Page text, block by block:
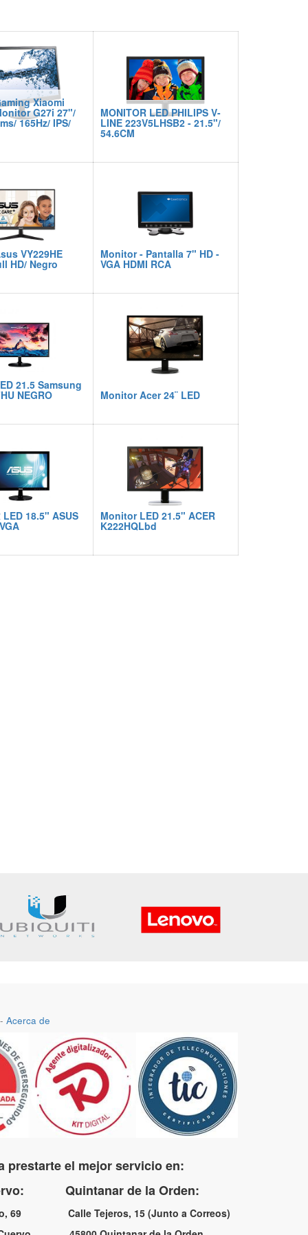
Xiaomi
G27i 27"/
165Hz/ IPS/
MONITOR LED PHILIPS V-
LINE 223V5LHSB2 - 21.5"/
54.6CM
VY229HE
HD/ Negro
Monitor - Pantalla 7" HD -
VGA HDMI RCA
21.5 Samsung
NEGRO Monitor Acer 24¨ LED
LED 18.5" ASUS Monitor LED 21.5" ACER
K222HQLbd
- Acerca de
prestarte el mejor servicio en:
Quintanar de la Orden:
69 Calle Tejeros, 15 (Junto a Correos)